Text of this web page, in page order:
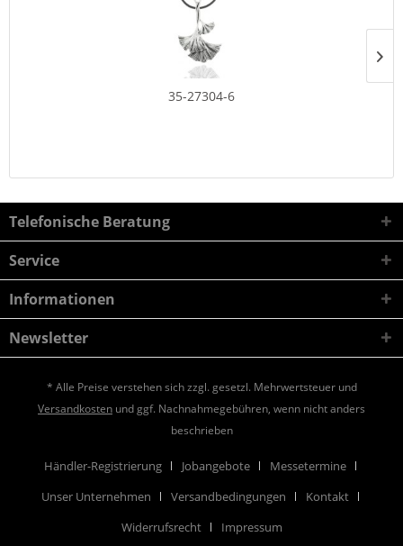
35-27304-6
Telefonische Beratung
Service
Informationen
Newsletter
* Alle Preise verstehen sich zzgl. gesetzl. Mehrwertsteuer und
Versandkosten und ggf. Nachnahmegebühren, wenn nicht anders
beschrieben
Händler-Registrierung Jobangebote
Messetermine
Unser Unternehmen
Versandbedingungen
Kontakt
Widerrufsrecht
Impressum